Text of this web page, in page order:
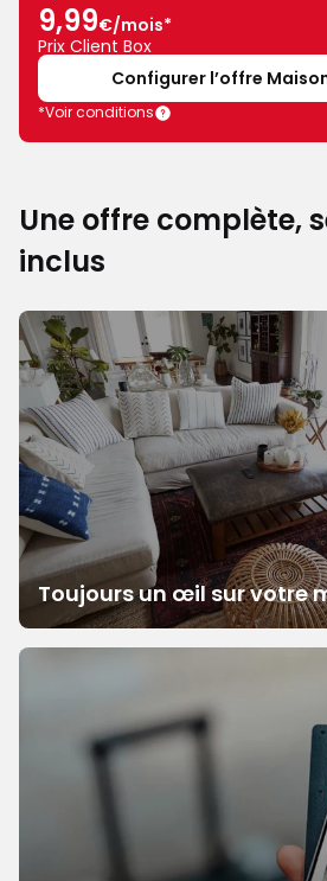
9,99€/mois*
Prix Client Box
mois
au
lieu
de
14,99€,
prix
Configurer l’offre
*Voir conditions
Une offre complète,
inclus
Toujours un œil sur votre